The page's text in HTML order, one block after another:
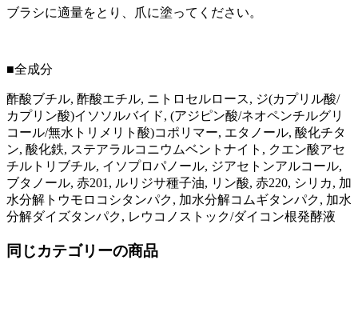
ブラシに適量をとり、爪に塗ってください。
■全成分
酢酸ブチル, 酢酸エチル, ニトロセルロース, ジ(カプリル酸/
カプリン酸)イソソルバイド, (アジピン酸/ネオペンチルグリ
コール/無水トリメリト酸)コポリマー, エタノール, 酸化チタ
ン, 酸化鉄, ステアラルコニウムベントナイト, クエン酸アセ
チルトリブチル, イソプロパノール, ジアセトンアルコール,
ブタノール, 赤201, ルリジサ種子油, リン酸, 赤220, シリカ, 加
水分解トウモロコシタンパク, 加水分解コムギタンパク, 加水
分解ダイズタンパク, レウコノストック/ダイコン根発酵液
同じカテゴリーの商品